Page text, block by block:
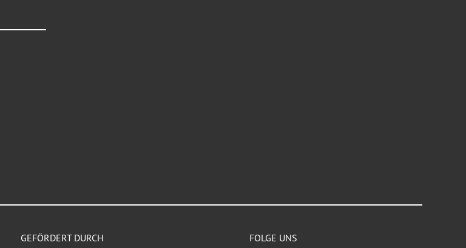
GEFÖRDERT DURCH FOLGE UNS